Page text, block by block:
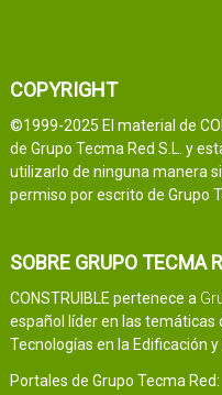
COPYRIGHT
©1999-2025 El material de
de Grupo Tecma Red S.L. y
utilizarlo de ninguna manera
permiso por escrito de Grupo
SOBRE GRUPO TECMA
CONSTRUIBLE pertenece a
español líder en las temáticas
Tecnologías en la Edificación y
Portales de Grupo Tecma Red: